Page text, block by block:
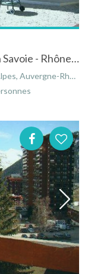
Appartement à Saint-Jean d'Arves en Savoie - Rhône-Alpes proche du domaine skiable Les Sybelles
Rhône-Alpes, France